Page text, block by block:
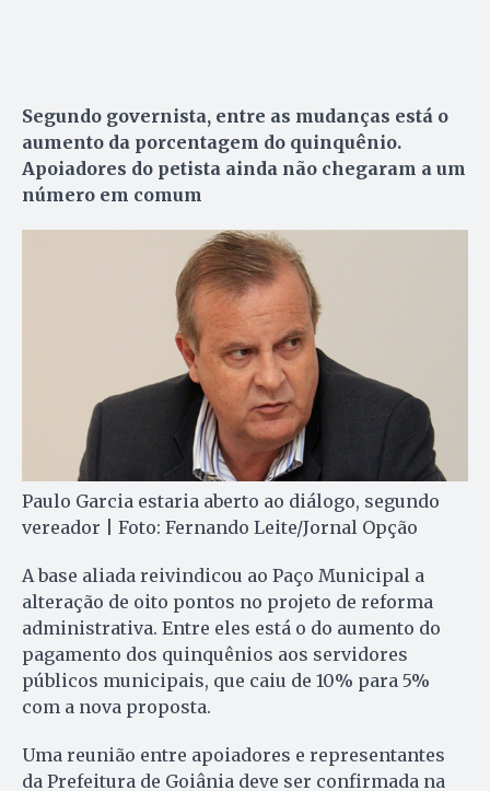
Segundo governista, entre as mudanças está o
aumento da porcentagem do quinquênio.
Apoiadores do petista ainda não chegaram a um
número em comum
Paulo Garcia estaria aberto ao diálogo, segundo
vereador | Foto: Fernando Leite/Jornal Opção
A base aliada reivindicou ao Paço Municipal a
alteração de oito pontos no projeto de reforma
administrativa. Entre eles está o do aumento do
pagamento dos quinquênios aos servidores
públicos municipais, que caiu de 10% para 5%
com a nova proposta.
Uma reunião entre apoiadores e representantes
da Prefeitura de Goiânia deve ser confirmada na